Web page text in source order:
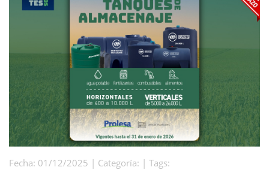
Fecha: 01/12/2025 | Categoría: | Tags: